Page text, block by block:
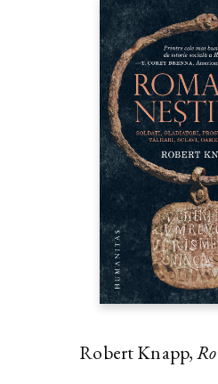
Robert Knapp,